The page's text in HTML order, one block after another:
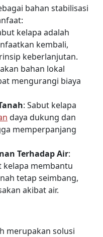
bahan stabilisasi
kelapa adalah
kembali,
keberlanjutan.
bahan lokal
mengurangi biaya
: Sabut kelapa
daya dukung dan
memperpanjang
Terhadap Air:
kelapa membantu
tetap seimbang,
akibat air.
merupakan solusi